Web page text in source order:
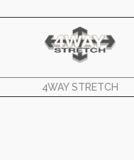
4WAY STRETCH